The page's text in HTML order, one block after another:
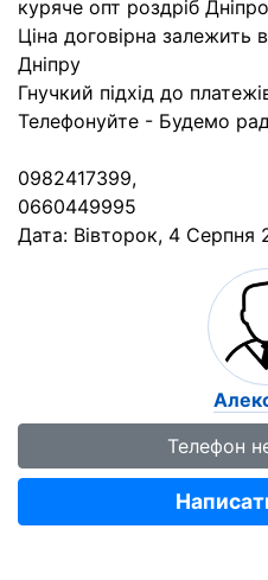
куряче опт роздріб Дніпро
Ціна договірна залежить
Дніпру
Гнучкий підхід до
Телефонуйте - Будемо
0982417399,
0660449995
Дата: Вівторок, 4 Серпня
Телефон